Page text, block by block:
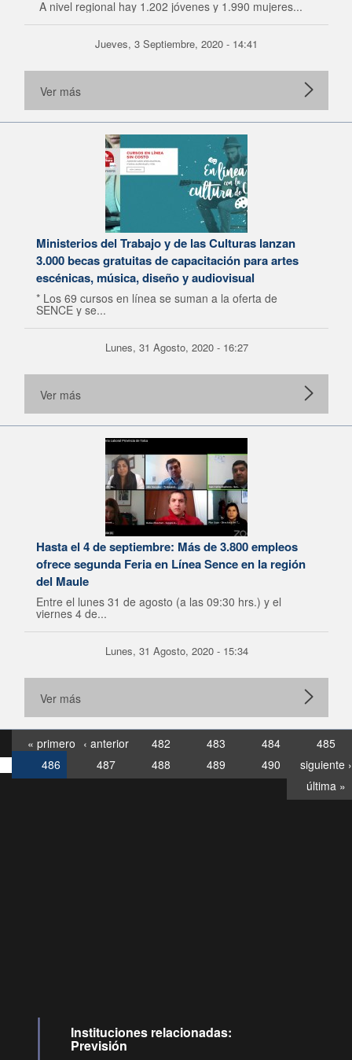
A nivel regional hay 1.202 jóvenes y 1.990 mujeres...
Jueves, 3 Septiembre, 2020 - 14:41
Ver más
Ministerios del Trabajo y de las Culturas lanzan
3.000 becas gratuitas de capacitación para artes
escénicas, música, diseño y audiovisual
* Los 69 cursos en línea se suman a la oferta de
SENCE y se...
Lunes, 31 Agosto, 2020 - 16:27
Ver más
Hasta el 4 de septiembre: Más de 3.800 empleos
ofrece segunda Feria en Línea Sence en la región
del Maule
Entre el lunes 31 de agosto (a las 09:30 hrs.) y el
viernes 4 de...
Lunes, 31 Agosto, 2020 - 15:34
Ver más
« primero ‹ anterior 482 483 484
485
486
487 488 489 490
siguiente ›
última »
Instituciones relacionadas:
Previsión